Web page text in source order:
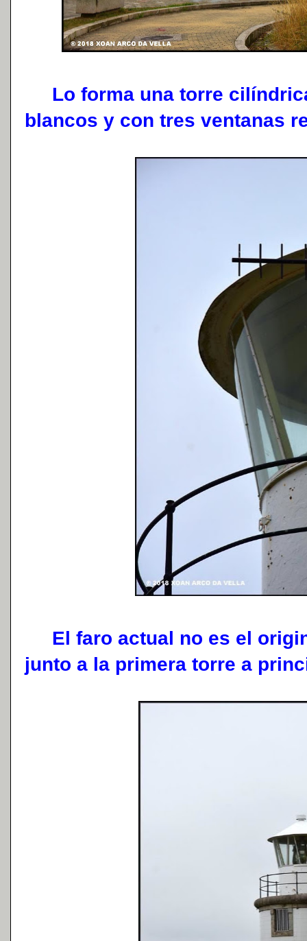
Lo forma una torre
blancos y con tres ventanas
El faro actual no es el
junto a la primera torre a